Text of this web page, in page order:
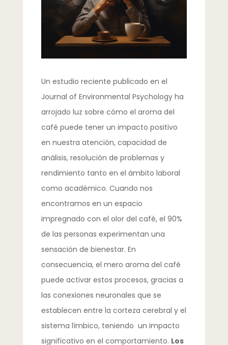
Un estudio reciente publicado en el
Journal of Environmental Psychology ha
arrojado luz sobre cómo el aroma del
café puede tener un impacto positivo
en nuestra atención, capacidad de
análisis, resolución de problemas y
rendimiento tanto en el ámbito laboral
como académico. Cuando nos
encontramos en un espacio
impregnado con el olor del café, el 90%
de las personas experimentan una
sensación de bienestar. En
consecuencia, el mero aroma del café
puede activar estos procesos, gracias a
las conexiones neuronales que se
establecen entre la corteza cerebral y el
sistema límbico, teniendo un impacto
significativo en el comportamiento. Los